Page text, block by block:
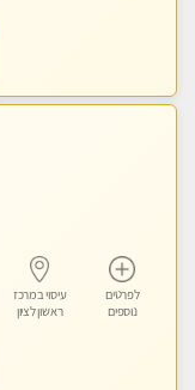
לפרטים
נוספים
עיסוי במרכז
ראשון לציון